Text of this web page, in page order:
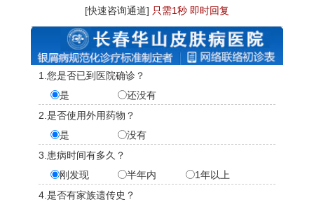
[快速咨询通道] 只需1秒 即时回复
1.您是否已到医院确诊？
是
还没有
2.是否使用外用药物？
是
没有
3.患病时间有多久？
刚发现
半年内
1年以上
4.是否有家族遗传史？